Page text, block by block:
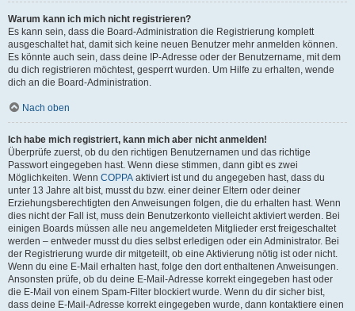
Warum kann ich mich nicht registrieren?
Es kann sein, dass die Board-Administration die Registrierung komplett
ausgeschaltet hat, damit sich keine neuen Benutzer mehr anmelden können.
Es könnte auch sein, dass deine IP-Adresse oder der Benutzername, mit dem
du dich registrieren möchtest, gesperrt wurden. Um Hilfe zu erhalten, wende
dich an die Board-Administration.
Nach oben
Ich habe mich registriert, kann mich aber nicht anmelden!
Überprüfe zuerst, ob du den richtigen Benutzernamen und das richtige
Passwort eingegeben hast. Wenn diese stimmen, dann gibt es zwei
Möglichkeiten. Wenn COPPA aktiviert ist und du angegeben hast, dass du
unter 13 Jahre alt bist, musst du bzw. einer deiner Eltern oder deiner
Erziehungsberechtigten den Anweisungen folgen, die du erhalten hast. Wenn
dies nicht der Fall ist, muss dein Benutzerkonto vielleicht aktiviert werden. Bei
einigen Boards müssen alle neu angemeldeten Mitglieder erst freigeschaltet
werden – entweder musst du dies selbst erledigen oder ein Administrator. Bei
der Registrierung wurde dir mitgeteilt, ob eine Aktivierung nötig ist oder nicht.
Wenn du eine E-Mail erhalten hast, folge den dort enthaltenen Anweisungen.
Ansonsten prüfe, ob du deine E-Mail-Adresse korrekt eingegeben hast oder
die E-Mail von einem Spam-Filter blockiert wurde. Wenn du dir sicher bist,
dass deine E-Mail-Adresse korrekt eingegeben wurde, dann kontaktiere einen